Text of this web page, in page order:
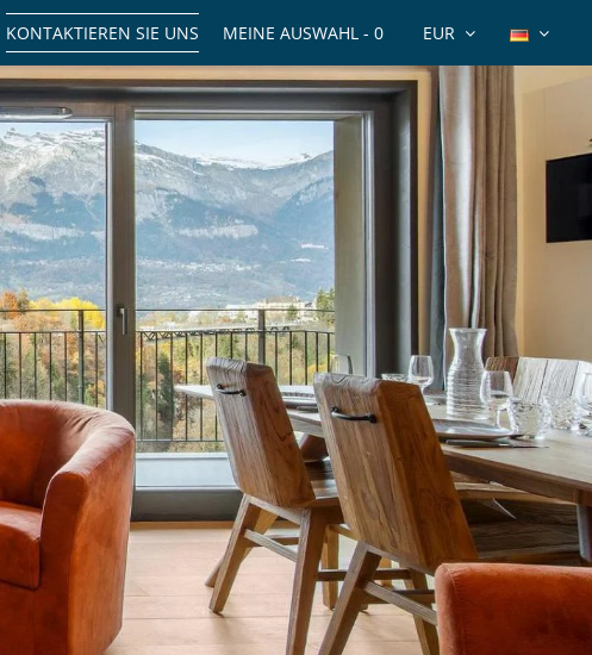
EUR
MEINE AUSWAHL - 0
KONTAKTIEREN SIE UNS